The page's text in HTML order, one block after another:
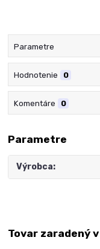
Parametre
Hodnotenie 0
Komentáre 0
Parametre
Výrobca
Tovar zaradený